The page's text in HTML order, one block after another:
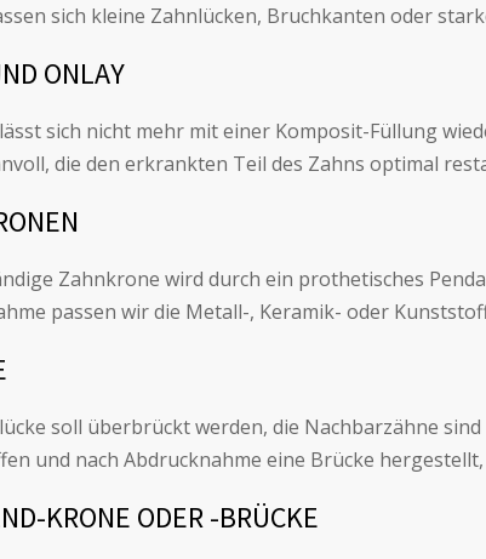
sich kleine Zahnlücken, Bruchkanten oder
ONLAY
sich nicht mehr mit einer Komposit-Füllung
die den erkrankten Teil des Zahns optimal
Zahnkrone wird durch ein prothetisches
passen wir die Metall-, Keramik- oder
soll überbrückt werden, die Nachbarzähne
und nach Abdrucknahme eine Brücke
KRONE ODER -BRÜCKE